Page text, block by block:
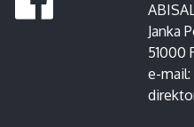
FRANKOPAN, Ogulin
GANEUM, Lovran
GOSPOJA, Vrbnik
Janka
51000
e-mail: